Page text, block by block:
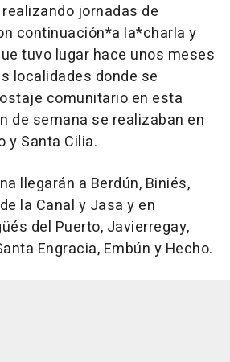
jornadas de
continuación*a la*charla y
tuvo lugar hace unos meses
localidades donde se
comunitario en esta
de semana se realizaban en
y Santa Cilia.
llegarán a Berdún, Biniés,
la Canal y Jasa y en
del Puerto, Javierregay,
Engracia, Embún y Hecho.